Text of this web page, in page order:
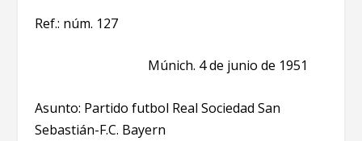
Ref.: núm. 127
Múnich. 4 de junio de 1951
Asunto: Partido futbol Real Sociedad San
Sebastián-F.C. Bayern